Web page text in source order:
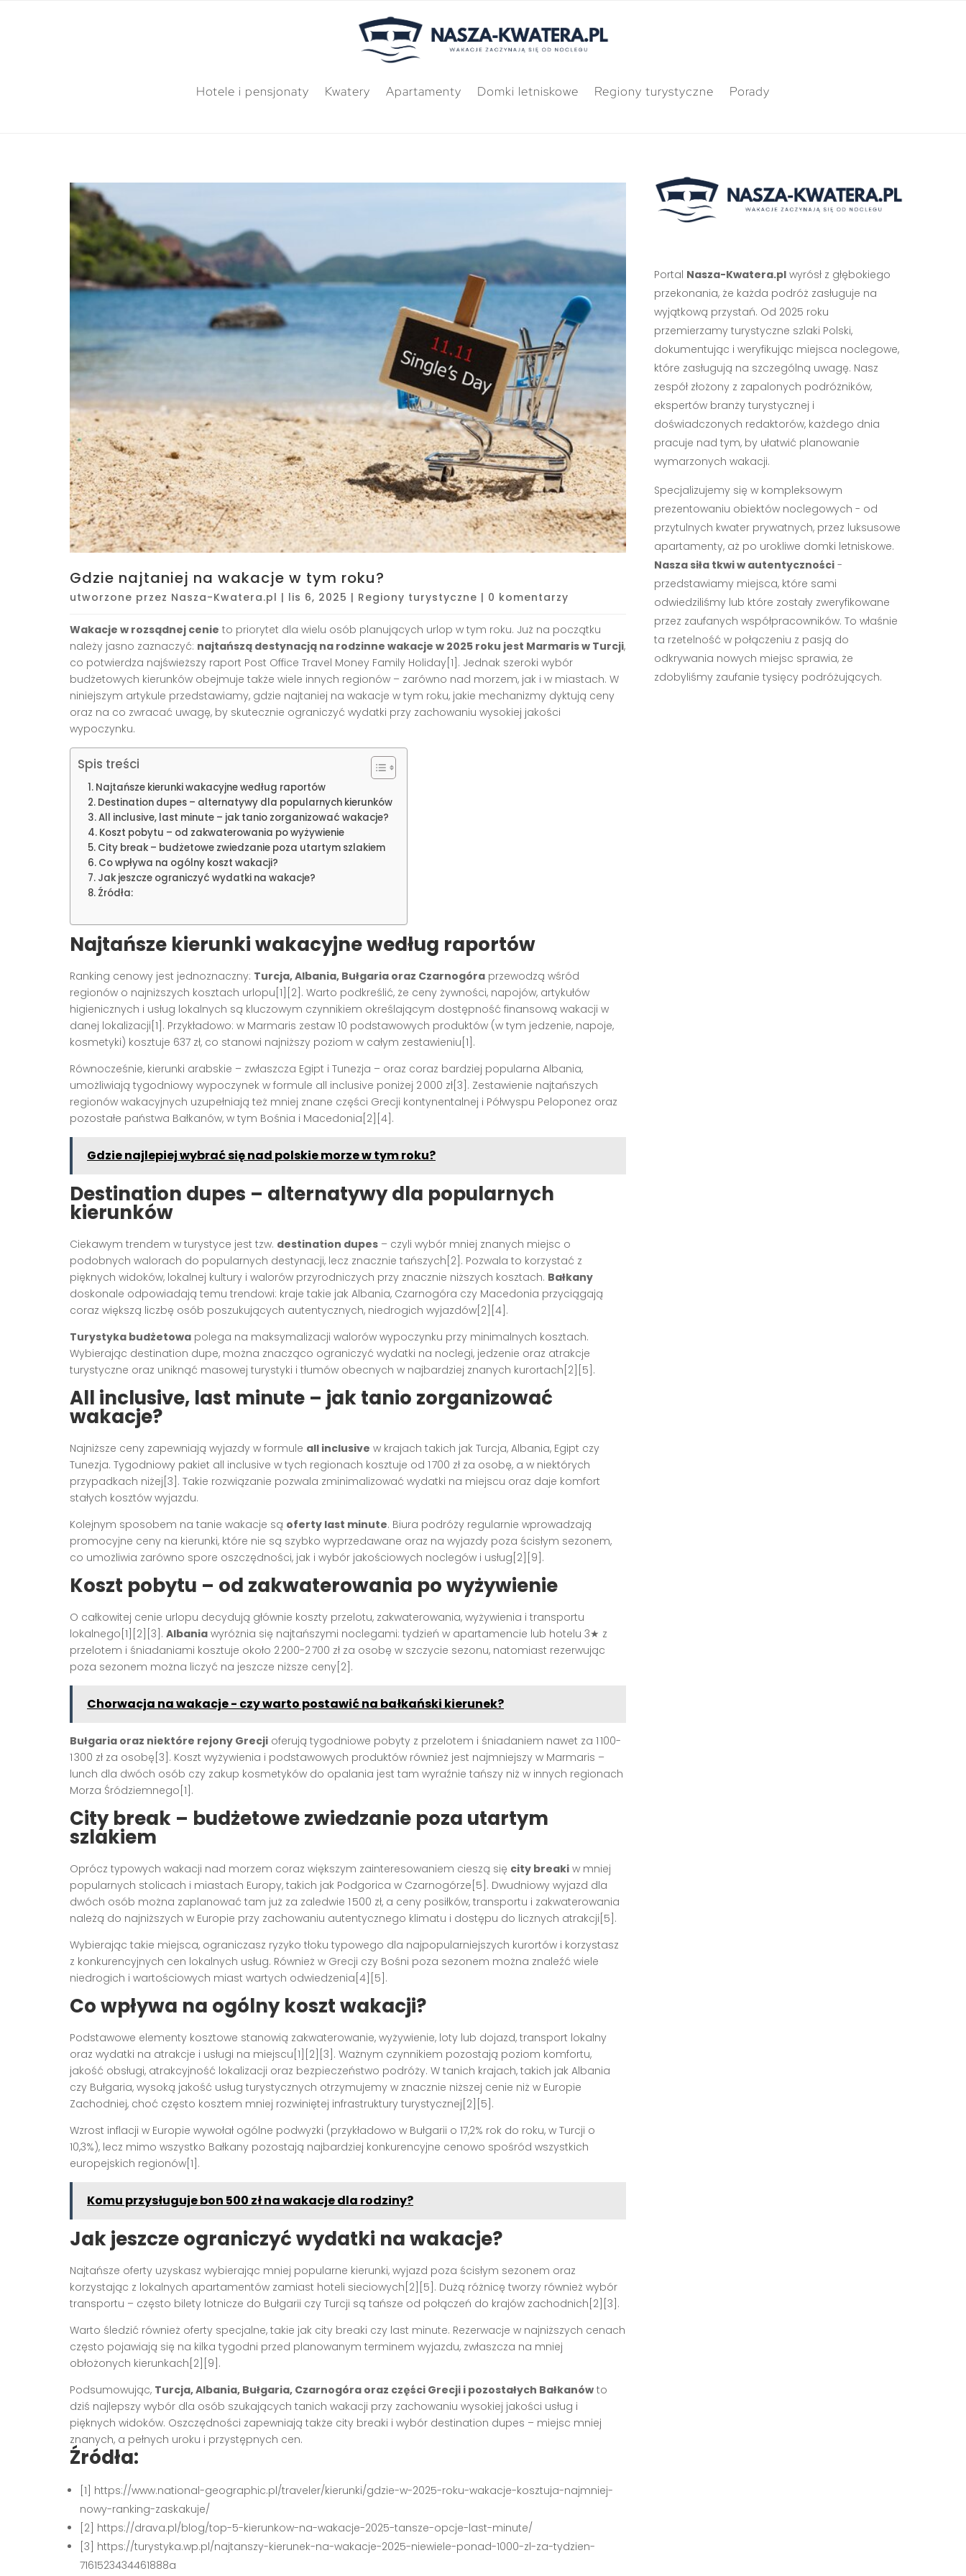
Hotele i pensjonaty Kwatery Apartamenty Domki letniskowe Regiony turystyczne Porady
Gdzie najtaniej na wakacje w tym roku?
utworzone przez Nasza-Kwatera.pl | lis 6, 2025 | Regiony turystyczne | 0 komentarzy
Wakacje w rozsądnej cenie to priorytet dla wielu osób planujących urlop w tym roku. Już na początku
należy jasno zaznaczyć: najtańszą destynacją na rodzinne wakacje w 2025 roku jest Marmaris w Turcji,
co potwierdza najświeższy raport Post Office Travel Money Family Holiday[1]. Jednak szeroki wybór
budżetowych kierunków obejmuje także wiele innych regionów – zarówno nad morzem, jak i w miastach. W
niniejszym artykule przedstawiamy, gdzie najtaniej na wakacje w tym roku, jakie mechanizmy dyktują ceny
oraz na co zwracać uwagę, by skutecznie ograniczyć wydatki przy zachowaniu wysokiej jakości
wypoczynku.
Spis treści
Najtańsze kierunki wakacyjne według raportów
Destination dupes – alternatywy dla popularnych kierunków
All inclusive, last minute – jak tanio zorganizować wakacje?
Koszt pobytu – od zakwaterowania po wyżywienie
City break – budżetowe zwiedzanie poza utartym szlakiem
Co wpływa na ogólny koszt wakacji?
Jak jeszcze ograniczyć wydatki na wakacje?
Źródła:
Najtańsze kierunki wakacyjne według raportów
Ranking cenowy jest jednoznaczny: Turcja, Albania, Bułgaria oraz Czarnogóra przewodzą wśród
regionów o najniższych kosztach urlopu[1][2]. Warto podkreślić, że ceny żywności, napojów, artykułów
higienicznych i usług lokalnych są kluczowym czynnikiem określającym dostępność finansową wakacji w
danej lokalizacji[1]. Przykładowo: w Marmaris zestaw 10 podstawowych produktów (w tym jedzenie, napoje,
kosmetyki) kosztuje 637 zł, co stanowi najniższy poziom w całym zestawieniu[1].
Równocześnie, kierunki arabskie – zwłaszcza Egipt i Tunezja – oraz coraz bardziej popularna Albania,
umożliwiają tygodniowy wypoczynek w formule all inclusive poniżej 2 000 zł[3]. Zestawienie najtańszych
regionów wakacyjnych uzupełniają też mniej znane części Grecji kontynentalnej i Półwyspu Peloponez oraz
pozostałe państwa Bałkanów, w tym Bośnia i Macedonia[2][4].
Gdzie najlepiej wybrać się nad polskie morze w tym roku?
Destination dupes – alternatywy dla popularnych
kierunków
Ciekawym trendem w turystyce jest tzw. destination dupes – czyli wybór mniej znanych miejsc o
podobnych walorach do popularnych destynacji, lecz znacznie tańszych[2]. Pozwala to korzystać z
pięknych widoków, lokalnej kultury i walorów przyrodniczych przy znacznie niższych kosztach. Bałkany
doskonale odpowiadają temu trendowi: kraje takie jak Albania, Czarnogóra czy Macedonia przyciągają
coraz większą liczbę osób poszukujących autentycznych, niedrogich wyjazdów[2][4].
Turystyka budżetowa polega na maksymalizacji walorów wypoczynku przy minimalnych kosztach.
Wybierając destination dupe, można znacząco ograniczyć wydatki na noclegi, jedzenie oraz atrakcje
turystyczne oraz uniknąć masowej turystyki i tłumów obecnych w najbardziej znanych kurortach[2][5].
All inclusive, last minute – jak tanio zorganizować
wakacje?
Najniższe ceny zapewniają wyjazdy w formule all inclusive w krajach takich jak Turcja, Albania, Egipt czy
Tunezja. Tygodniowy pakiet all inclusive w tych regionach kosztuje od 1 700 zł za osobę, a w niektórych
przypadkach niżej[3]. Takie rozwiązanie pozwala zminimalizować wydatki na miejscu oraz daje komfort
stałych kosztów wyjazdu.
Kolejnym sposobem na tanie wakacje są oferty last minute. Biura podróży regularnie wprowadzają
promocyjne ceny na kierunki, które nie są szybko wyprzedawane oraz na wyjazdy poza ścisłym sezonem,
co umożliwia zarówno spore oszczędności, jak i wybór jakościowych noclegów i usług[2][9].
Koszt pobytu – od zakwaterowania po wyżywienie
O całkowitej cenie urlopu decydują głównie koszty przelotu, zakwaterowania, wyżywienia i transportu
lokalnego[1][2][3]. Albania wyróżnia się najtańszymi noclegami: tydzień w apartamencie lub hotelu 3★ z
przelotem i śniadaniami kosztuje około 2 200-2 700 zł za osobę w szczycie sezonu, natomiast rezerwując
poza sezonem można liczyć na jeszcze niższe ceny[2].
Chorwacja na wakacje - czy warto postawić na bałkański kierunek?
Bułgaria oraz niektóre rejony Grecji oferują tygodniowe pobyty z przelotem i śniadaniem nawet za 1 100-
1 300 zł za osobę[3]. Koszt wyżywienia i podstawowych produktów również jest najmniejszy w Marmaris –
lunch dla dwóch osób czy zakup kosmetyków do opalania jest tam wyraźnie tańszy niż w innych regionach
Morza Śródziemnego[1].
City break – budżetowe zwiedzanie poza utartym
szlakiem
Oprócz typowych wakacji nad morzem coraz większym zainteresowaniem cieszą się city breaki w mniej
popularnych stolicach i miastach Europy, takich jak Podgorica w Czarnogórze[5]. Dwudniowy wyjazd dla
dwóch osób można zaplanować tam już za zaledwie 1 500 zł, a ceny posiłków, transportu i zakwaterowania
należą do najniższych w Europie przy zachowaniu autentycznego klimatu i dostępu do licznych atrakcji[5].
Wybierając takie miejsca, ograniczasz ryzyko tłoku typowego dla najpopularniejszych kurortów i korzystasz
z konkurencyjnych cen lokalnych usług. Również w Grecji czy Bośni poza sezonem można znaleźć wiele
niedrogich i wartościowych miast wartych odwiedzenia[4][5].
Co wpływa na ogólny koszt wakacji?
Podstawowe elementy kosztowe stanowią zakwaterowanie, wyżywienie, loty lub dojazd, transport lokalny
oraz wydatki na atrakcje i usługi na miejscu[1][2][3]. Ważnym czynnikiem pozostają poziom komfortu,
jakość obsługi, atrakcyjność lokalizacji oraz bezpieczeństwo podróży. W tanich krajach, takich jak Albania
czy Bułgaria, wysoką jakość usług turystycznych otrzymujemy w znacznie niższej cenie niż w Europie
Zachodniej, choć często kosztem mniej rozwiniętej infrastruktury turystycznej[2][5].
Wzrost inflacji w Europie wywołał ogólne podwyżki (przykładowo w Bułgarii o 17,2% rok do roku, w Turcji o
10,3%), lecz mimo wszystko Bałkany pozostają najbardziej konkurencyjne cenowo spośród wszystkich
europejskich regionów[1].
Komu przysługuje bon 500 zł na wakacje dla rodziny?
Jak jeszcze ograniczyć wydatki na wakacje?
Najtańsze oferty uzyskasz wybierając mniej popularne kierunki, wyjazd poza ścisłym sezonem oraz
korzystając z lokalnych apartamentów zamiast hoteli sieciowych[2][5]. Dużą różnicę tworzy również wybór
transportu – często bilety lotnicze do Bułgarii czy Turcji są tańsze od połączeń do krajów zachodnich[2][3].
Warto śledzić również oferty specjalne, takie jak city breaki czy last minute. Rezerwacje w najniższych cenach
często pojawiają się na kilka tygodni przed planowanym terminem wyjazdu, zwłaszcza na mniej
obłożonych kierunkach[2][9].
Podsumowując, Turcja, Albania, Bułgaria, Czarnogóra oraz części Grecji i pozostałych Bałkanów to
dziś najlepszy wybór dla osób szukających tanich wakacji przy zachowaniu wysokiej jakości usług i
pięknych widoków. Oszczędności zapewniają także city breaki i wybór destination dupes – miejsc mniej
znanych, a pełnych uroku i przystępnych cen.
Źródła:
[1] https://www.national-geographic.pl/traveler/kierunki/gdzie-w-2025-roku-wakacje-kosztuja-najmniej-
nowy-ranking-zaskakuje/
[2] https://drava.pl/blog/top-5-kierunkow-na-wakacje-2025-tansze-opcje-last-minute/
[3] https://turystyka.wp.pl/najtanszy-kierunek-na-wakacje-2025-niewiele-ponad-1000-zl-za-tydzien-
7161523434461888a
Portal Nasza-Kwatera.plwyrósł z głębokiego
przekonania, że każda podróż zasługuje na
wyjątkową przystań. Od 2025 roku
przemierzamy turystyczne szlaki Polski,
dokumentując i weryfikując miejsca noclegowe,
które zasługują na szczególną uwagę. Nasz
zespół złożony z zapalonych podróżników,
ekspertów branży turystycznej i
doświadczonych redaktorów, każdego dnia
pracuje nad tym, by ułatwić planowanie
wymarzonych wakacji.
Specjalizujemy się w kompleksowym
prezentowaniu obiektów noclegowych - od
przytulnych kwater prywatnych, przez luksusowe
apartamenty, aż po urokliwe domki letniskowe.
Nasza siła tkwi w autentyczności-
przedstawiamy miejsca, które sami
odwiedziliśmy lub które zostały zweryfikowane
przez zaufanych współpracowników. To właśnie
ta rzetelność w połączeniu z pasją do
odkrywania nowych miejsc sprawia, że
zdobyliśmy zaufanie tysięcy podróżujących.